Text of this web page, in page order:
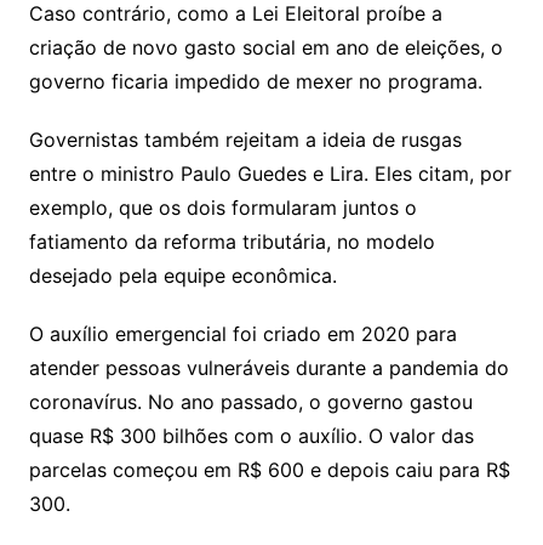
Caso contrário, como a Lei Eleitoral proíbe a
criação de novo gasto social em ano de eleições, o
governo ficaria impedido de mexer no programa.
Governistas também rejeitam a ideia de rusgas
entre o ministro Paulo Guedes e Lira. Eles citam, por
exemplo, que os dois formularam juntos o
fatiamento da reforma tributária, no modelo
desejado pela equipe econômica.
O auxílio emergencial foi criado em 2020 para
atender pessoas vulneráveis durante a pandemia do
coronavírus. No ano passado, o governo gastou
quase R$ 300 bilhões com o auxílio. O valor das
parcelas começou em R$ 600 e depois caiu para R$
300.